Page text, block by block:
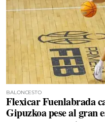
BALONCESTO
Flexicar Fuenlabrada
Gipuzkoa pese al gran